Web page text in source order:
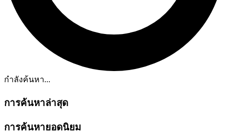
กำลังค้นหา...
การค้นหาล่าสุด
การค้นหายอดนิยม